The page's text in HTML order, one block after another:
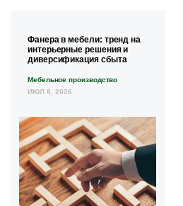
Фанера в мебели: тренд на
интерьерные решения и
диверсификация сбыта
Мебельное производство
ИЮЛ 8, 2026